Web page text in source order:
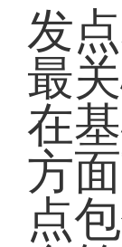
发
最
在
方
点